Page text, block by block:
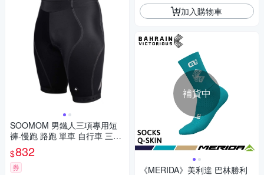
SOOMOM 男鐵人三項專用短
褲-慢跑 路跑 單車 自行車 三鐵
褲 反光 透氣 黑
$832
券
加入購物車
補貨中
《MERIDA》美利達 巴林勝利